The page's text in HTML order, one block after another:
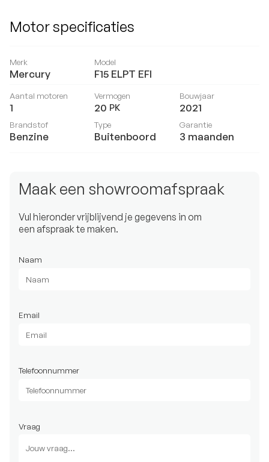
Motor specificaties
Merk
Mercury
Model
F15 ELPT EFI
Aantal motoren
1
Vermogen
20 PK
Bouwjaar
2021
Brandstof
Benzine
Type
Buitenboord
Garantie
3 maanden
Maak een showroomafspraak
Vul hieronder vrijblijvend je gegevens in om
een afspraak te maken.
Naam
Email
Telefoonnummer
Vraag